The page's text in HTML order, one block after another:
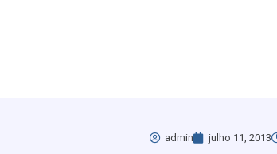
admin julho 11, 2013